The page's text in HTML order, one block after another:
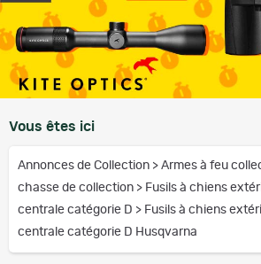
Vous êtes ici
Annonces de Collection > Armes à feu
chasse de collection > Fusils à chiens
centrale catégorie D > Fusils à chiens
centrale catégorie D Husqvarna